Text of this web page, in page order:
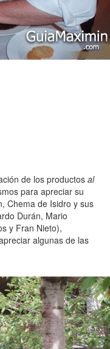
de los productos al
para apreciar su
Chema de Isidro y sus
Durán, Mario
y Fran Nieto),
algunas de las